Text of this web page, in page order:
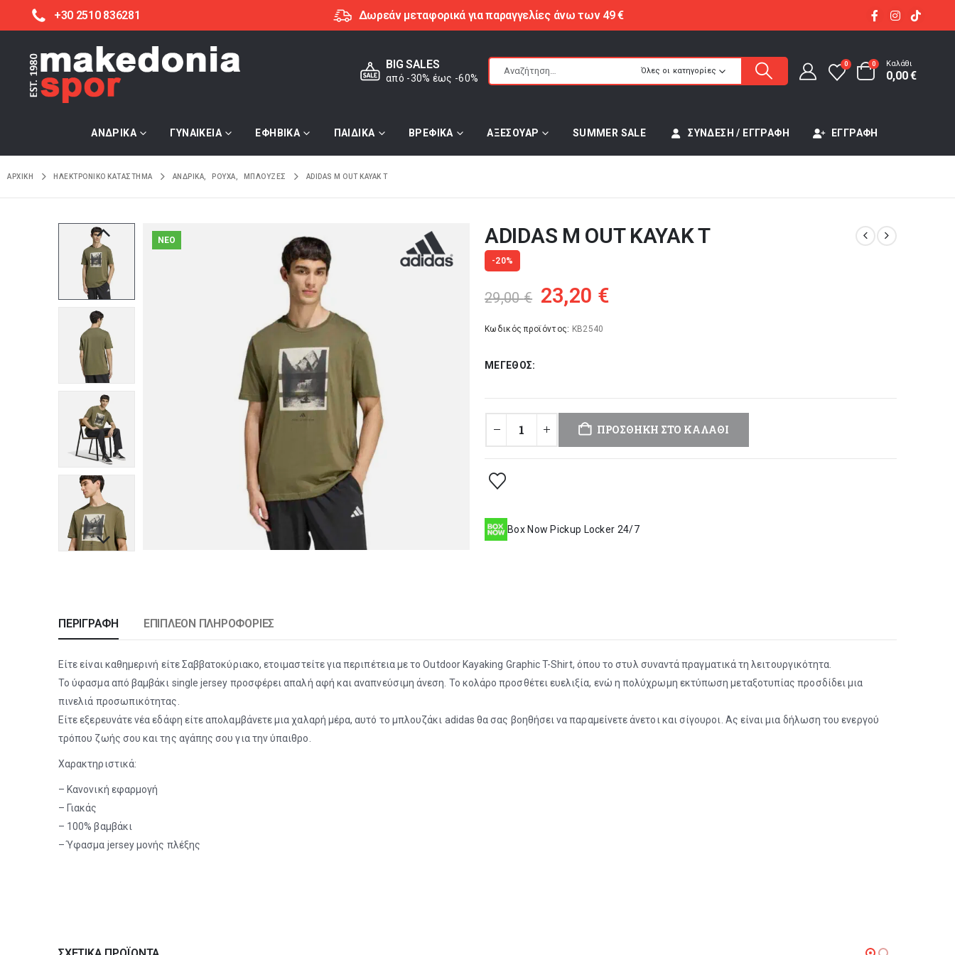
+30 2510 836281 Δωρεάν μεταφορικά για παραγγελίες άνω των 49 €
BIG SALES
από -30% έως -60%
Όλες οι κατηγορίες
0 0 Καλάθι
0,00€
ΑΝΔΡΙΚΑ ΓΥΝΑΙΚΕΙΑ ΕΦΗΒΙΚΑ ΠΑΙΔΙΚΑ ΒΡΕΦΙΚΑ ΑΞΕΣΟΥΑΡ SUMMER SALE ΣΎΝΔΕΣΗ / ΕΓΓΡΑΦΉ ΕΓΓΡΑΦΉ
ΑΡΧΙΚΉ ΗΛΕΚΤΡΟΝΙΚΌ ΚΑΤΆΣΤΗΜΑ ΑΝΔΡΙΚΑ ΡΟΥΧΑ ΜΠΛΟΥΖΕΣ ADIDAS M OUT KAYAK T
NEO ADIDAS M OUT KAYAK T
-20%
29,00€ Original
price
was:
23,20 €Η
Κωδικός προϊόντος: KB2540
ΜΈΓΕΘΟΣ
ΠΡΟΣΘΉΚΗ ΣΤΟ ΚΑΛΆΘΙ
Box Now Pickup Locker 24/7
ΠΕΡΙΓΡΑΦΉ ΕΠΙΠΛΈΟΝ ΠΛΗΡΟΦΟΡΊΕΣ
Είτε είναι καθημερινή είτε Σαββατοκύριακο, ετοιμαστείτε για περιπέτεια με το Outdoor Kayaking Graphic T-Shirt, όπου το στυλ συναντά πραγματικά τη λειτουργικότητα.
Το ύφασμα από βαμβάκι single jersey προσφέρει απαλή αφή και αναπνεύσιμη άνεση. Το κολάρο προσθέτει ευελιξία, ενώ η πολύχρωμη εκτύπωση μεταξοτυπίας προσδίδει μια
πινελιά προσωπικότητας.
Είτε εξερευνάτε νέα εδάφη είτε απολαμβάνετε μια χαλαρή μέρα, αυτό το μπλουζάκι adidas θα σας βοηθήσει να παραμείνετε άνετοι και σίγουροι. Ας είναι μια δήλωση του ενεργού
τρόπου ζωής σου και της αγάπης σου για την ύπαιθρο.
Χαρακτηριστικά:
– Κανονική εφαρμογή
– Γιακάς
– 100% βαμβάκι
– Ύφασμα jersey μονής πλέξης